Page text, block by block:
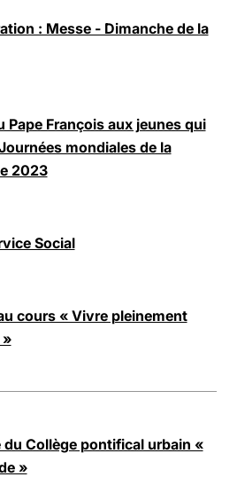
: Messe - Dimanche de la
Pape François aux jeunes qui
mondiales de la
2023
Social
cours « Vivre pleinement
Collège pontifical urbain «
»